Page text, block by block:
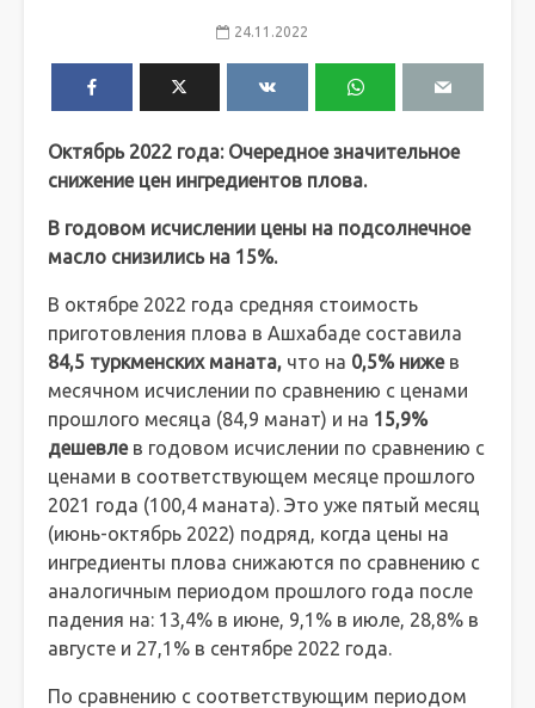
24.11.2022
Октябрь 2022 года: Очередное значительное
снижение цен ингредиентов плова.
В годовом исчислении цены на подсолнечное
масло снизились на 15%.
В октябре 2022 года средняя стоимость
приготовления плова в Ашхабаде составила
84,5 туркменских маната, что на 0,5% нижев
месячном исчислении по сравнению с ценами
прошлого месяца (84,9 манат) и на 15,9%
дешевлев годовом исчислении по сравнению с
ценами в соответствующем месяце прошлого
2021 года (100,4 маната). Это уже пятый месяц
(июнь-октябрь 2022) подряд, когда цены на
ингредиенты плова снижаются по сравнению с
аналогичным периодом прошлого года после
падения на: 13,4% в июне, 9,1% в июле, 28,8% в
августе и 27,1% в сентябре 2022 года.
По сравнению с соответствующим периодом